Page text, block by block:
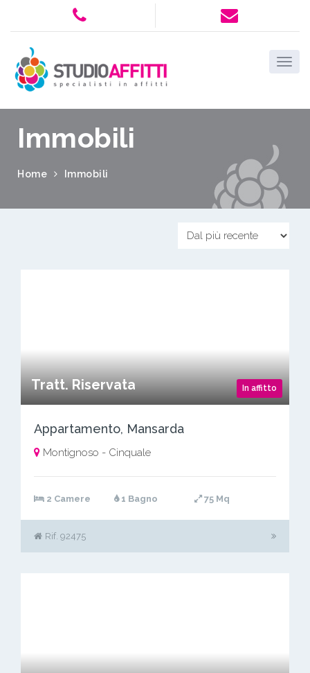
Immobili
Home Immobili
In affitto
Tratt. Riservata
Appartamento, Mansarda
Montignoso - Cinquale
2 Camere 1 Bagno 75 Mq
Rif. 92475